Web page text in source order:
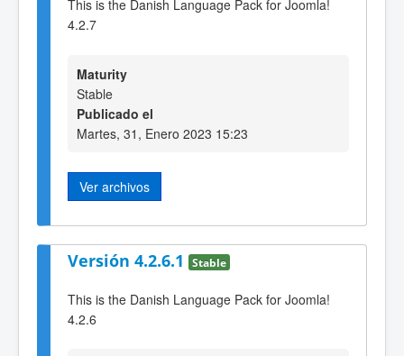
This is the Danish Language Pack for Joomla!
4.2.7
Maturity
Stable
Publicado el
Martes, 31, Enero 2023 15:23
Ver archivos
Versión 4.2.6.1 Stable
This is the Danish Language Pack for Joomla!
4.2.6